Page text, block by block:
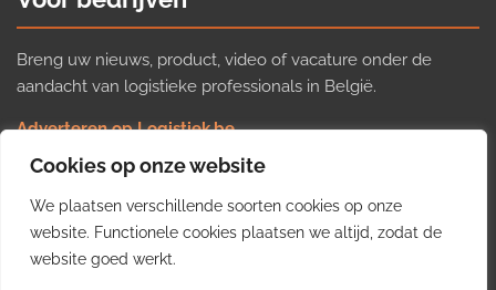
Cookies op onze website
We plaatsen verschillende soorten cookies op onze
website. Functionele cookies plaatsen we altijd, zodat de
website goed werkt.
Breng uw nieuws, product, video of vacature onder de
aandacht van logistieke professionals in België.
Adverteren op Logistiek.be
Nieuws insturen
Uw video op Logistiek.TV
Job plaatsen
Gratis wekelijkse update